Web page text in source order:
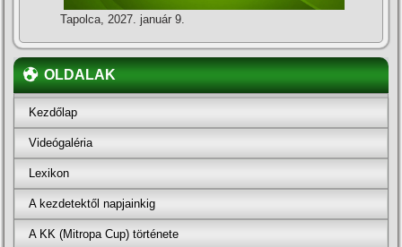
Tapolca, 2027. január 9.
OLDALAK
Kezdőlap
Videógaléria
Lexikon
A kezdetektől napjainkig
A KK (Mitropa Cup) története